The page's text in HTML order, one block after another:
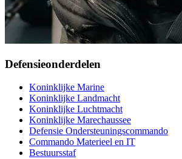
Defensieonderdelen
Koninklijke Marine
Koninklijke Landmacht
Koninklijke Luchtmacht
Koninklijke Marechaussee
Defensie Ondersteuningscommando
Commando Materieel en IT
Bestuursstaf